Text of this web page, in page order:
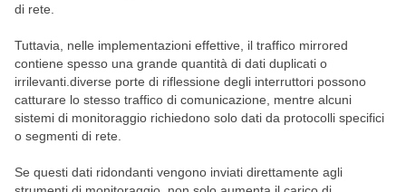
di rete.
Tuttavia, nelle implementazioni effettive, il traffico mirrored
contiene spesso una grande quantità di dati duplicati o
irrilevanti.diverse porte di riflessione degli interruttori possono
catturare lo stesso traffico di comunicazione, mentre alcuni
sistemi di monitoraggio richiedono solo dati da protocolli specifici
o segmenti di rete.
Se questi dati ridondanti vengono inviati direttamente agli